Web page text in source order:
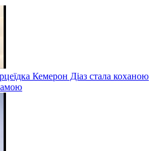
Кемерон Діаз стала коханою